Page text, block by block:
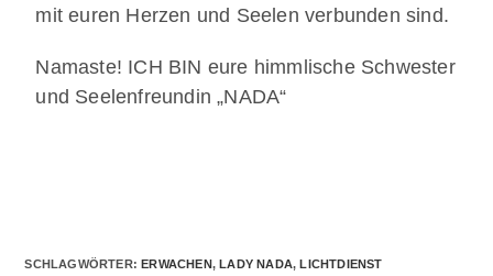
mit euren Herzen und Seelen verbunden sind.
Namaste! ICH BIN eure himmlische Schwester
und Seelenfreundin „NADA“
SCHLAGWÖRTER:ERWACHEN, LADY NADA, LICHTDIENST